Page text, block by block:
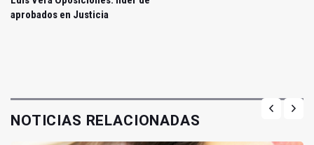
aprobados en Justicia
NOTICIAS RELACIONADAS